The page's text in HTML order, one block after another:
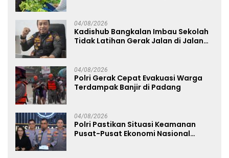
04/08/2026
Kadishub Bangkalan Imbau Sekolah
Tidak Latihan Gerak Jalan di Jalan
04/08/2026
Polri Gerak Cepat Evakuasi Warga
Terdampak Banjir di Padang
04/08/2026
Polri Pastikan Situasi Keamanan
Pusat-Pusat Ekonomi Nasional